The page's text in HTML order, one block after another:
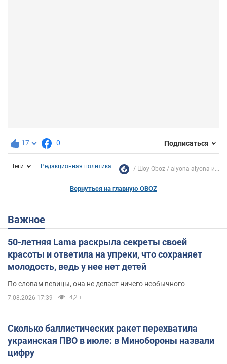
17 0 Подписаться
Теги Редакционная политика Шоу Oboz alyona alyona и...
Вернуться на главную OBOZ
Важное
50-летняя Lama раскрыла секреты своей
красоты и ответила на упреки, что сохраняет
молодость, ведь у нее нет детей
По словам певицы, она не делает ничего необычного
7.08.2026 17:39 4,2 т.
Сколько баллистических ракет перехватила
украинская ПВО в июле: в Минобороны назвали
цифру